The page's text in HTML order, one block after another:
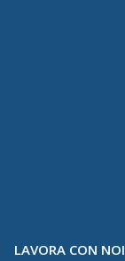
LAVORA CON NOI